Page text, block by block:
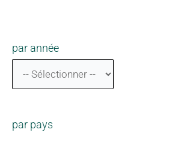
par année
par pays